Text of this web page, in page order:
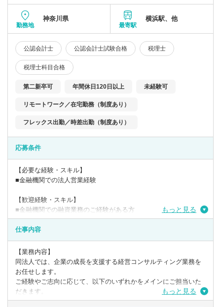
資産税課は正社員・パート含めて約20名。
相続税は経験・ノウハウが相続税額に直結する重要な要素です。
専門の熟練スタッフが、お客様にとって最善の結果に結びつく申
告の実現に努めています。
【事務所の特徴】
各専門分野のプロフェッショナルたちがお客様のお悩み、ご要望
を積んでいます。部署間の壁の無い風通しの良い雰囲気の事務所
です。
勤務地
神奈川県
最寄駅
横浜駅、他
公認会計士 公認会計士試験合格 税理士
税理士科目合格
第二新卒可 年間休日120日以上 未経験可
リモートワーク／在宅勤務（制度あり）
フレックス出勤／時差出勤（制度あり）
応募条件
【必要な経験・スキル】
■金融機関での法人営業経験
【歓迎経験・スキル】
■金融機関での融資業務のご経験がある方
■対面での業務経験がある方
■コンサル業務、経理業務、会計事務所業務経験のある方
■異業種からの転身や会計事務所未経験の方のご応募もお待ちして
います
【こんな方におすすめ】
■経営者と直接対話し、会社の成長に貢献したい方
■お客様とのコミュニケーションを大切にできる方
■経営コンサルティングの分野に興味のある方
もっと見る
仕事内容
【業務内容】
同法人では、企業の成長を支援する経営コンサルティング業務を
お任せします。
ご経験やご志向に応じて、以下のいずれかをメインにご担当いた
だきます。
もっと見る